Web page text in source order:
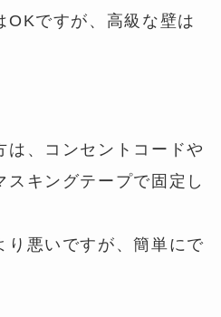
ですが、高級な壁は
は、コンセントコードや
キングテープで固定し
り悪いですが、簡単にで